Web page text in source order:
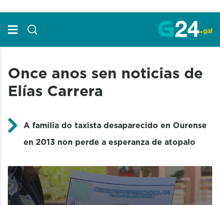
Once anos sen noticias de
Elías Carrera
A familia do taxista desaparecido en Ourense
en 2013 non perde a esperanza de atopalo